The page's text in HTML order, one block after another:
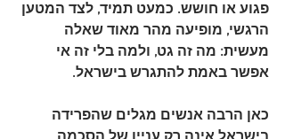
פגוע או חושש. כמעט תמיד, לצד המטען
הרגשי, מופיעה מהר מאוד שאלה
מעשית: מה זה גט, ולמה בלי זה אי
אפשר באמת להתגרש בישראל.
כאן הרבה אנשים מגלים שהפרידה